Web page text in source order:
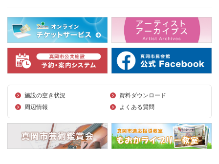
施設の空き状況
資料ダウンロード
周辺情報
よくある質問